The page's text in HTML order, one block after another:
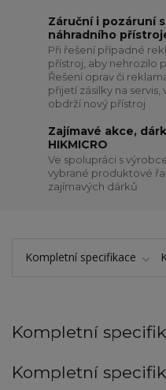
Záruční i pozáruní
náhradního
Při řešení případné
přístroj, aby nehrozilo
Řešení oprav či
přijetí zásilky na
obdrží nový přístroj
Zajímavé akce,
HIKMICRO
Ve spolupráci s
vybrané produktové
zajímavých dárků
Kompletní specifikace
Kompletní
Kompletní